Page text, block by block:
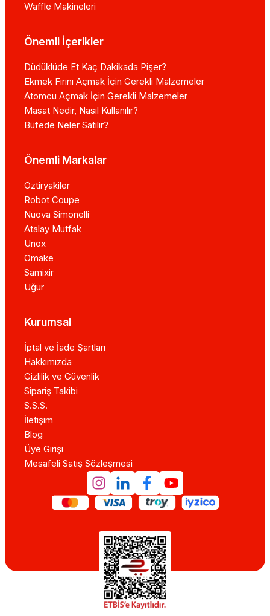
Waffle Makineleri
Önemli İçerikler
Düdüklüde Et Kaç Dakikada Pişer?
Ekmek Fırını Açmak İçin Gerekli Malzemeler
Atomcu Açmak İçin Gerekli Malzemeler
Masat Nedir, Nasıl Kullanılır?
Büfede Neler Satılır?
Önemli Markalar
Öztiryakiler
Robot Coupe
Nuova Simonelli
Atalay Mutfak
Unox
Omake
Samixir
Uğur
Kurumsal
İptal ve İade Şartları
Hakkımızda
Gizlilik ve Güvenlik
Sipariş Takibi
S.S.S.
İletişim
Blog
Üye Girişi
Mesafeli Satış Sözleşmesi